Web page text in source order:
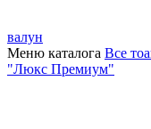
валун
Меню каталога Все
"Люкс Премиум"